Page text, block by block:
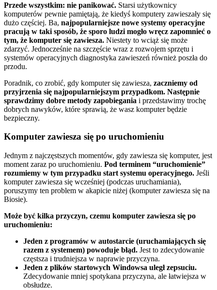
Przede wszystkim: nie panikować. Starsi użytkownicy
komputerów pewnie pamiętają, że kiedyś komputery zawieszały się
dużo częściej. Ba, najpopularniejsze nowe systemy operacyjne
pracują w taki sposób, że sporo ludzi mogło wręcz zapomnieć o
tym, że komputer się zawiesza. Niestety to wciąż się może
zdarzyć. Jednocześnie na szczęście wraz z rozwojem sprzętu i
systemów operacyjnych diagnostyka zawieszeń również poszła do
przodu.
Poradnik, co zrobić, gdy komputer się zawiesza, zaczniemy od
przyjrzenia się najpopularniejszym przypadkom. Następnie
sprawdzimy dobre metody zapobiegania i przedstawimy trochę
dobrych nawyków, które sprawią, że wasz komputer będzie
bezpieczny.
Komputer zawiesza się po uruchomieniu
Jednym z najczęstszych momentów, gdy zawiesza się komputer, jest
moment zaraz po uruchomieniu. Pod terminem “uruchomienie”
rozumiemy w tym przypadku start systemu operacyjnego. Jeśli
komputer zawiesza się wcześniej (podczas uruchamiania),
poruszymy ten problem w akapicie niżej (komputer zawiesza się na
Biosie).
Może być kilka przyczyn, czemu komputer zawiesza się po
uruchomieniu:
Jeden z programów w autostarcie (uruchamiających się
razem z systemem) powoduje błąd. Jest to zdecydowanie
częstsza i trudniejsza w naprawie przyczyna.
Jeden z plików startowych Windowsa uległ zepsuciu.
Zdecydowanie mniej spotykana przyczyna, ale łatwiejsza w
obsłudze.